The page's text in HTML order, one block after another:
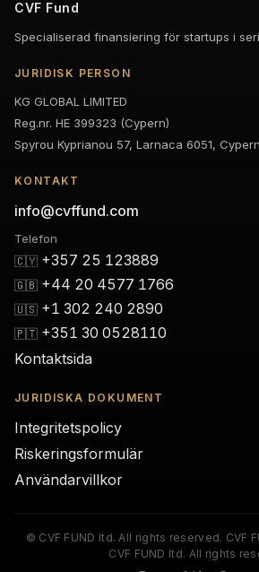
CVF Fund
Specialiserad finansiering för startups i
JURIDISK PERSON
KG GLOBAL LIMITED
Reg.nr. HE 399323 (Cypern)
Spyrou Kyprianou 57, Larnaca 6051, Cypern
KONTAKT
info@cvffund.com
Telefon
🇨🇾 +357 25 123889
🇬🇧 +44 20 4577 1766
🇺🇸 +1 302 240 2890
🇵🇹 +351 30 0528110
Kontaktsida
JURIDISKA DOKUMENT
Integritetspolicy
Riskeringsformulär
Användarvillkor
© CVF FUND ltd. All rights reserved. CVF
CVF FUND ltd. All rights